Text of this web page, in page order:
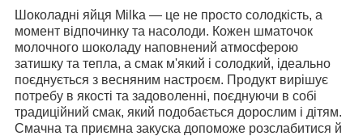
Шоколадні яйця Milka — це не просто солодкість, а
момент відпочинку та насолоди. Кожен шматочок
молочного шоколаду наповнений атмосферою
затишку та тепла, а смак м'який і солодкий, ідеально
поєднується з весняним настроєм. Продукт вирішує
потребу в якості та задоволенні, поєднуючи в собі
традиційний смак, який подобається дорослим і дітям.
Смачна та приємна закуска допоможе розслабитися й